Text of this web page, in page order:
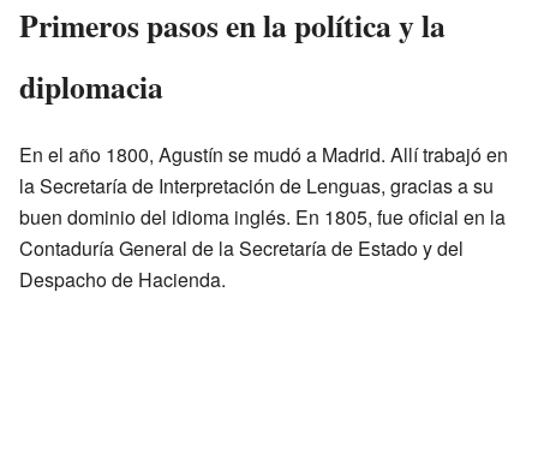
Primeros pasos en la política y la
diplomacia
En el año 1800, Agustín se mudó a Madrid. Allí trabajó en
la Secretaría de Interpretación de Lenguas, gracias a su
buen dominio del idioma inglés. En 1805, fue oficial en la
Contaduría General de la Secretaría de Estado y del
Despacho de Hacienda.